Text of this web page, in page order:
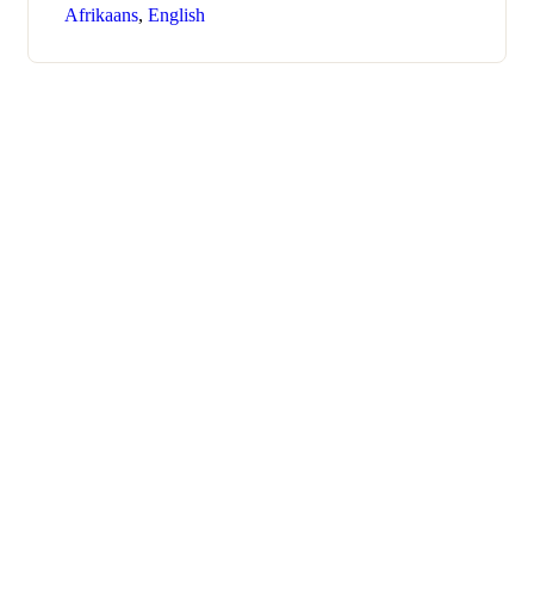
Afrikaans, English